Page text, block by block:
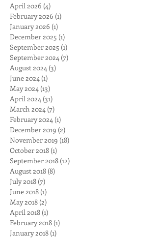
April 2026 (4)
February 2026 (1)
January 2026 (1)
December 2025 (1)
September 2025 (1)
September 2024 (7)
August 2024 (3)
June 2024 (1)
May 2024 (13)
April 2024 (31)
March 2024 (7)
February 2024 (1)
December 2019 (2)
November 2019 (18)
October 2018 (1)
September 2018 (12)
August 2018 (8)
July 2018 (7)
June 2018 (1)
May 2018 (2)
April 2018 (1)
February 2018 (1)
January 2018 (1)